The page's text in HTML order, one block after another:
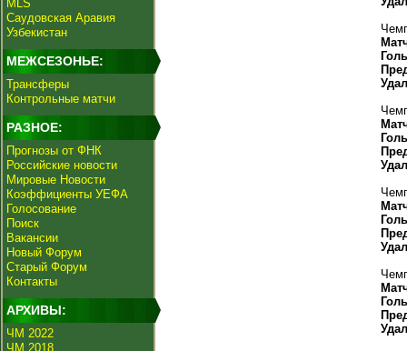
MLS
Саудовская Аравия
Узбекистан
МЕЖСЕЗОНЬЕ:
Трансферы
Контрольные матчи
РАЗНОЕ:
Прогнозы от ФНК
Российские новости
Мировые Новости
Коэффициенты УЕФА
Голосование
Поиск
Вакансии
Новый Форум
Старый Форум
Контакты
АРХИВЫ:
ЧМ 2022
ЧМ 2018